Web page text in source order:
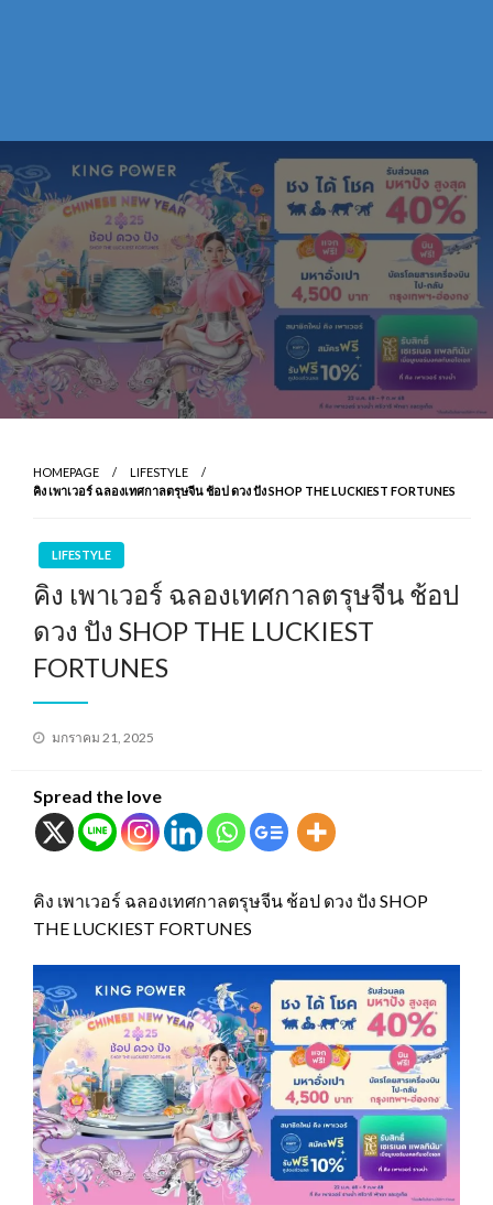
HOMEPAGE
LIFESTYLE
คิง เพาเวอร์ ฉลองเทศกาลตรุษจีน ช้อป ดวง ปัง SHOP THE LUCKIEST FORTUNES
LIFESTYLE
คิง เพาเวอร์ ฉลองเทศกาลตรุษจีน ช้อป
ดวง ปัง SHOP THE LUCKIEST
FORTUNES
Posted
มกราคม 21, 2025
Spread the love
คิง เพาเวอร์ ฉลองเทศกาลตรุษจีน ช้อป ดวง ปัง SHOP
THE LUCKIEST FORTUNES